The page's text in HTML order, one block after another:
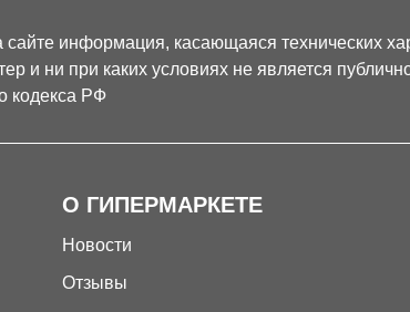
информация, касающаяся технических
и ни при каких условиях не является
кодекса РФ
О ГИПЕРМАРКЕТЕ
Новости
Отзывы